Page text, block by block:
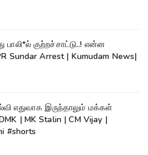
பாலி*ல் குற்றச்சாட்டு..! என்ன
Sundar Arrest | Kumudam News|
எதுவாக இருந்தாலும் மக்கள்
| MK Stalin | CM Vijay |
#shorts